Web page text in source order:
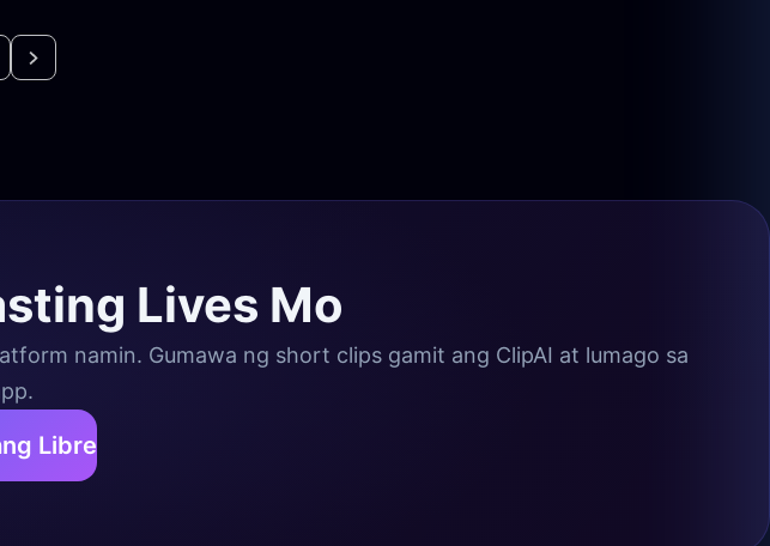
Lives Mo
namin. Gumawa ng short clips gamit ang ClipAI at lumago sa
Libre